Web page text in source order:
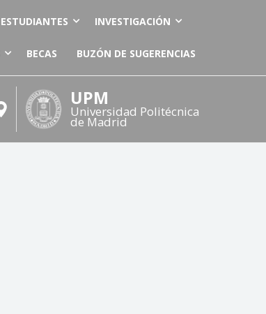
ESTUDIANTES INVESTIGACIÓN
BECAS BUZÓN DE SUGERENCIAS
UPM
Universidad Politécnica
de Madrid